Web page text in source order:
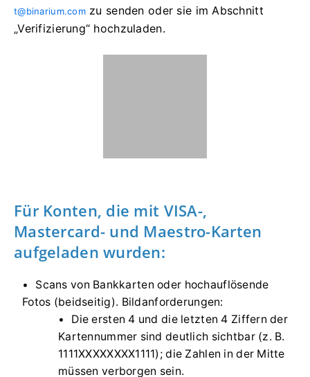
t@binarium.comzu senden oder sie im Abschnitt
„Verifizierung“ hochzuladen.
Für Konten, die mit VISA-,
Mastercard- und Maestro-Karten
aufgeladen wurden:
Scans von Bankkarten oder hochauflösende
Fotos (beidseitig). Bildanforderungen:
Die ersten 4 und die letzten 4 Ziffern der
Kartennummer sind deutlich sichtbar (z. B.
1111XXXXXXXX1111); die Zahlen in der Mitte
müssen verborgen sein.